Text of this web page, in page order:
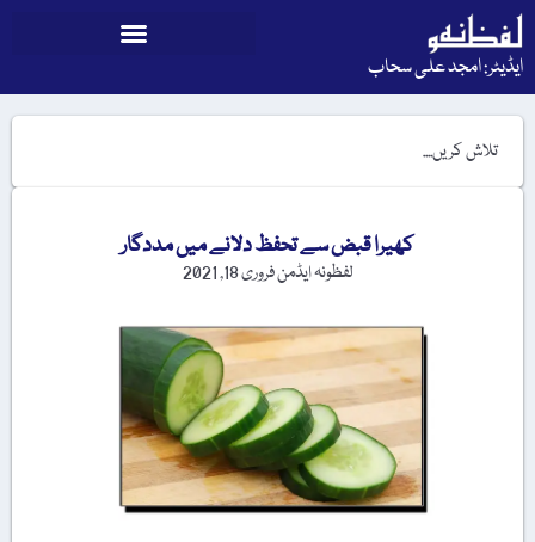
ایڈیٹر: امجد علی سحاب
کھیرا قبض سے تحفظ دلانے میں مددگار
لفظونہ ایڈمنفروری 18, 2021